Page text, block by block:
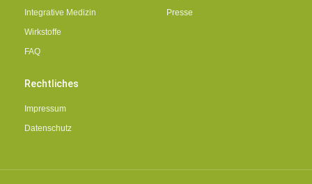
Integrative Medizin
Wirkstoffe
FAQ
Presse
Rechtliches
Impressum
Datenschutz